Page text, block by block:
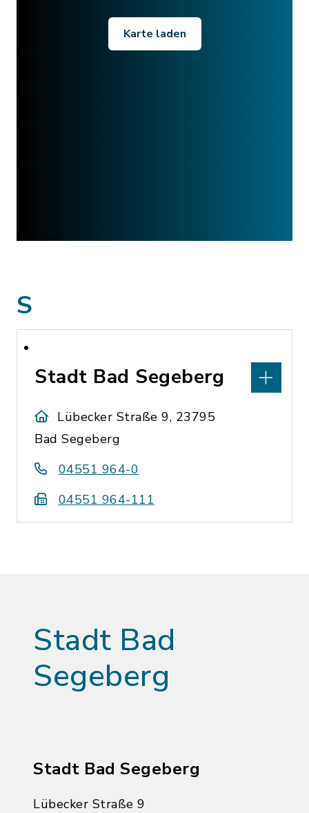
Karte laden
S
Stadt Bad Segeberg
Lübecker Straße 9, 23795
Bad Segeberg
04551 964-0
04551 964-111
Stadt Bad
Segeberg
Stadt Bad Segeberg
Lübecker Straße 9